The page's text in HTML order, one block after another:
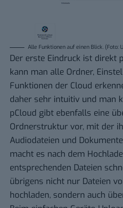
Alle Funktionen auf einen Blick. (Foto:
Der erste Eindruck ist direkt
kann man alle Ordner,
Funktionen der Cloud
daher sehr intuitiv und man
pCloud gibt ebenfalls eine
Ordnerstruktur vor, mit der
Audiodateien und
macht es nach dem
entsprechenden Dateien
übrigens nicht nur Dateien
hochladen, sondern auch